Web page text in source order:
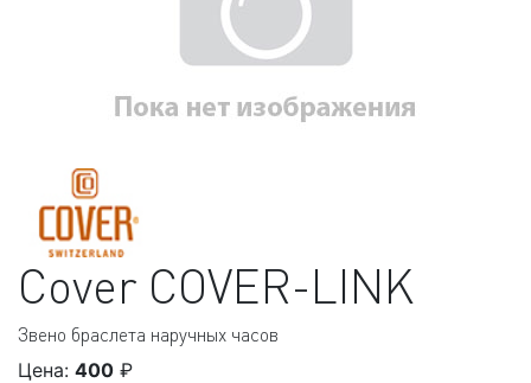
Cover COVER-LINK
Звено браслета наручных часов
Цена: 400 ₽